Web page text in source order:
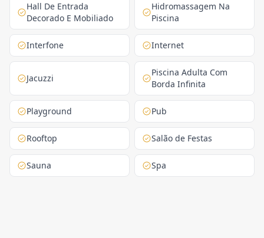
Hall De Entrada
Decorado E Mobiliado
Hidromassagem Na
Piscina
Interfone Internet
Jacuzzi
Piscina Adulta Com
Borda Infinita
Playground Pub
Rooftop Salão de Festas
Sauna Spa